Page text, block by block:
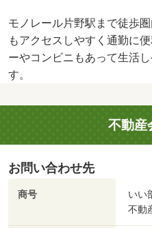
モノレール片野駅まで徒歩
もアクセスしやすく通勤に
ーやコンビニもあって生活
す。
不動産
お問い合わせ先
商号
いい
不動